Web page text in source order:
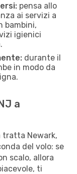
pensa allo
ai servizi a
bambini,
igienici
durante il
in modo da
a
tratta Newark,
del volo: se
scalo, allora
ti